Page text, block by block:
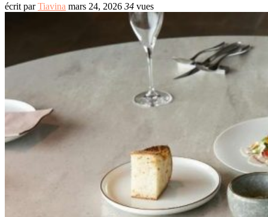
écrit parTiavina mars 24, 2026 34 vues